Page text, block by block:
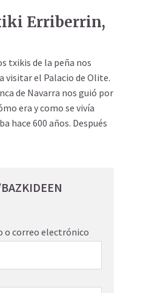
Erriberrin,
txikis de la peña nos
visitar el Palacio de Olite.
de Navarra nos guió por
era y como se vivía
hace 600 años. Después
o correo electrónico